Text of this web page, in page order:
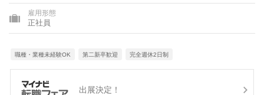
県、香川県、愛媛県、高知県、福岡県、佐賀県、長崎県、熊本
県、大分県、宮崎県、鹿児島県
雇用形態
正社員
職種・業種未経験OK 第二新卒歓迎 完全週休2日制
出展決定！